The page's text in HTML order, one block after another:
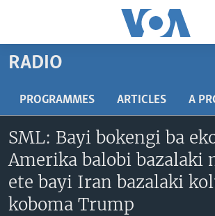
Menu
principal
la
navigation
principale
Retour
ANGOLA
RWANDA
AFRIQUE
SUJETS
CULTURE/ÉDUCATION
ÉCONOMIE
INSOLITE
Yekola Angele
SUIVEZ-NOUS
RADIO
PROGRAMMES ARTICLES A
SML: Bayi bokengi ba
Amerika balobi bazalaki
ete bayi Iran bazalaki
koboma Trump